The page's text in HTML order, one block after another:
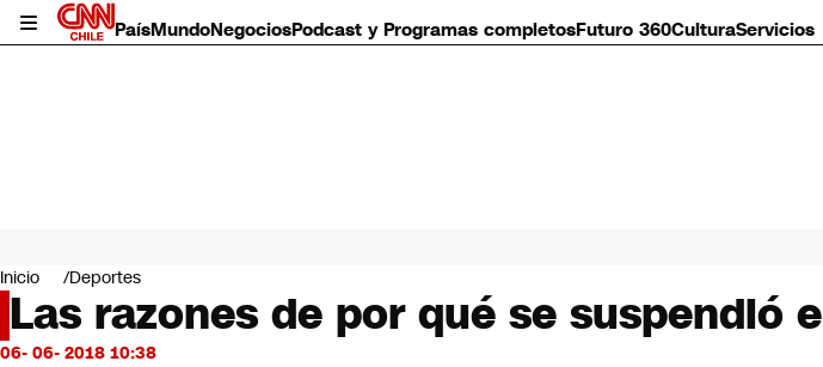
PaísMundoNegociosPodcast y Programas completosFuturo 360CulturaServicios
Mundo
Negocios
Deportes
Programas completos
Inicio Deportes
Las razones de por qué se suspendió
06- 06- 2018 10:38